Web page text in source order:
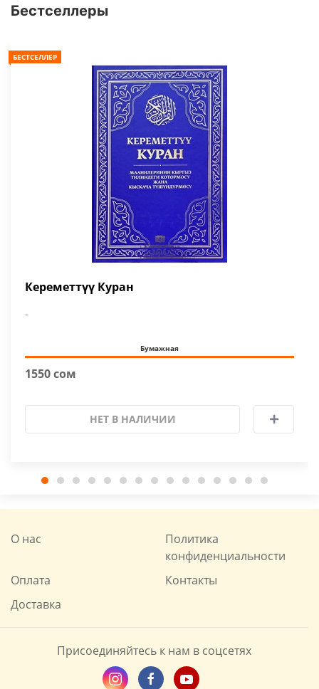
Бестселлеры
БЕСТСЕЛЛЕР
Кереметтүү Куран
-
Бумажная
1550 сом
НЕТ В НАЛИЧИИ
О нас
Политика
конфиденциальности
Оплата
Контакты
Доставка
Присоединяйтесь к нам в соцсетях